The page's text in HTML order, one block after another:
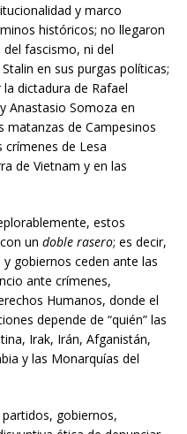
y marco
históricos; no llegaron
fascismo, ni del
en sus purgas políticas;
dictadura de Rafael
Anastasio Somoza en
matanzas de Campesinos
crímenes de Lesa
de Vietnam y en las
estos
un doble rasero; es decir,
gobiernos ceden ante las
ante crímenes,
Humanos, donde el
depende de “quién” las
Irak, Irán, Afganistán,
y las Monarquías del
gobiernos,